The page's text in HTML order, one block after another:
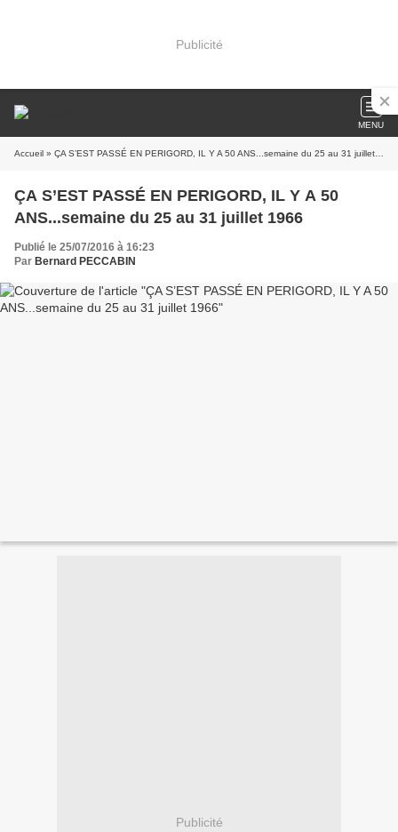
Publicité
MENU
Accueil » ÇA S’EST PASSÉ EN PERIGORD, IL Y A 50 ANS...semaine du 25 au 31 juillet 1966
ÇA S’EST PASSÉ EN PERIGORD, IL Y A 50
ANS...semaine du 25 au 31 juillet 1966
Publié le 25/07/2016 à 16:23
Par Bernard PECCABIN
Publicité